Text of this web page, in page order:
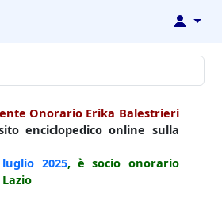
↓
Onorario Erika Balestrieri
enciclopedico online sulla
2025, è socio onorario